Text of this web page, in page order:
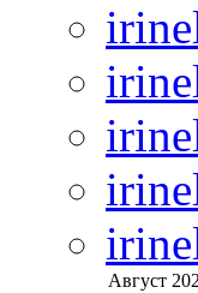
Август